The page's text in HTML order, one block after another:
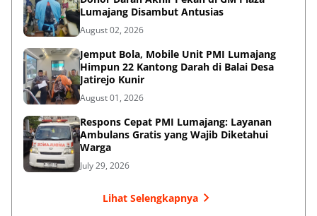
Lumajang Disambut Antusias
August 02, 2026
Jemput Bola, Mobile Unit PMI Lumajang
Himpun 22 Kantong Darah di Balai Desa
Jatirejo Kunir
August 01, 2026
Respons Cepat PMI Lumajang: Layanan
Ambulans Gratis yang Wajib Diketahui
Warga
July 29, 2026
Lihat Selengkapnya